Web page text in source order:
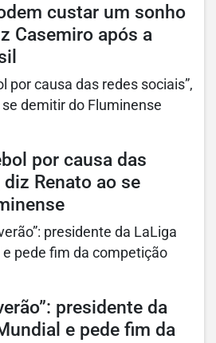
custar um sonho
Casemiro após a
por causa das
Renato ao se
presidente da
e pede fim da